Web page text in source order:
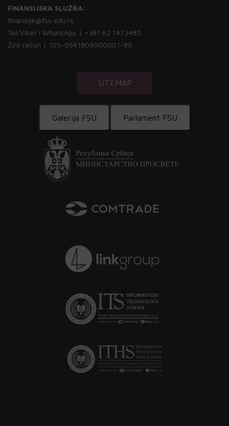
FINANSIJSKA SLUŽBA:
finansije@fsu.edu.rs
Tel/Viber i WhatsApp | +381 62 1473480
Žiro račun | 105-0541809000001-80
SITEMAP
Galerija FSU Parlament FSU